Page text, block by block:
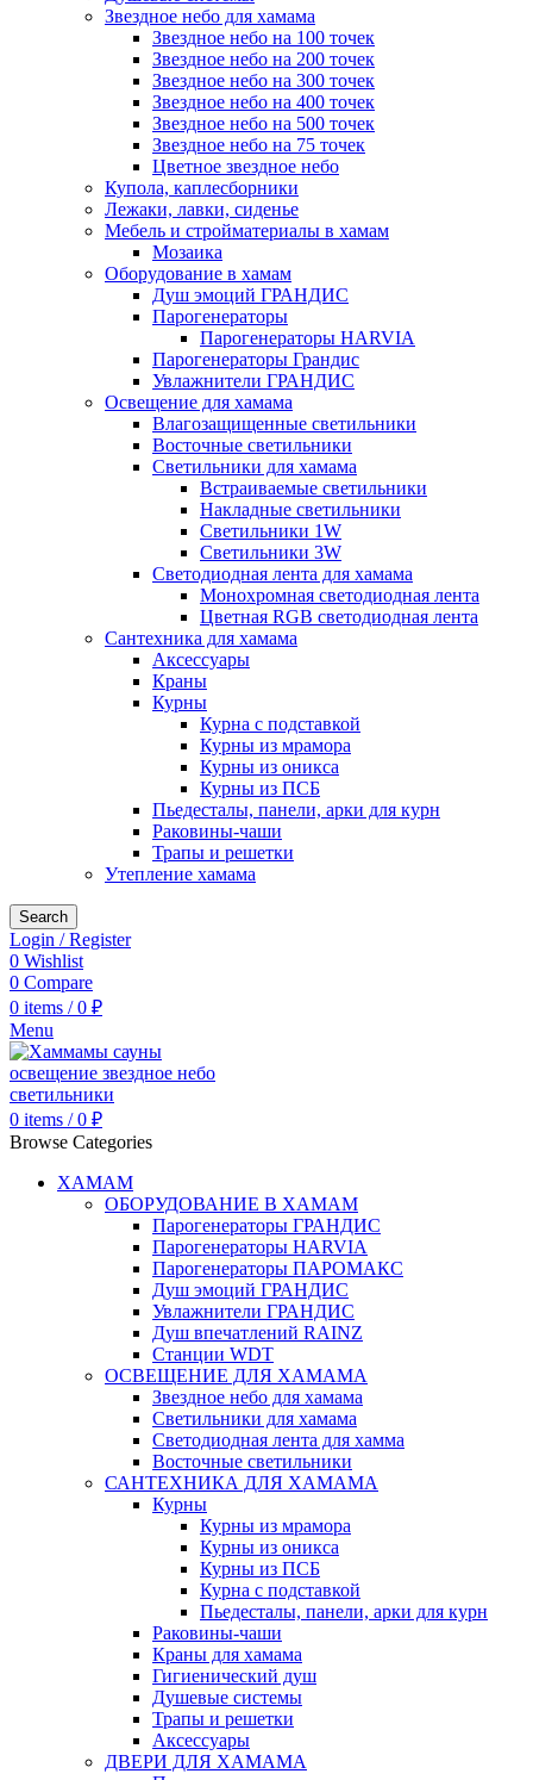
Звездное небо для хамама
Звездное небо на 100 точек
Звездное небо на 200 точек
Звездное небо на 300 точек
Звездное небо на 400 точек
Звездное небо на 500 точек
Звездное небо на 75 точек
Цветное звездное небо
Купола, каплесборники
Лежаки, лавки, сиденье
Мебель и стройматериалы в хамам
Мозаика
Оборудование в хамам
Душ эмоций ГРАНДИС
Парогенераторы
Парогенераторы HARVIA
Парогенераторы Грандис
Увлажнители ГРАНДИС
Освещение для хамама
Влагозащищенные светильники
Восточные светильники
Светильники для хамама
Встраиваемые светильники
Накладные светильники
Светильники 1W
Светильники 3W
Светодиодная лента для хамама
Монохромная светодиодная лента
Цветная RGB светодиодная лента
Сантехника для хамама
Аксессуары
Краны
Курны
Курна с подставкой
Курны из мрамора
Курны из оникса
Курны из ПСБ
Пьедесталы, панели, арки для курн
Раковины-чаши
Трапы и решетки
Утепление хамама
Search
Login / Register
0 Wishlist
0 Compare
0 items / 0 ₽
Menu
0 items / 0 ₽
Browse Categories
ХАМАМ
ОБОРУДОВАНИЕ В ХАМАМ
Парогенераторы ГРАНДИС
Парогенераторы HARVIA
Парогенераторы ПАРОМАКС
Душ эмоций ГРАНДИС
Увлажнители ГРАНДИС
Душ впечатлений RAINZ
Станции WDT
ОСВЕЩЕНИЕ ДЛЯ ХАМАМА
Звездное небо для хамама
Светильники для хамама
Светодиодная лента для хамма
Восточные светильники
САНТЕХНИКА ДЛЯ ХАМАМА
Курны
Курны из мрамора
Курны из оникса
Курны из ПСБ
Курна с подставкой
Пьедесталы, панели, арки для курн
Раковины-чаши
Краны для хамама
Гигиенический душ
Душевые системы
Трапы и решетки
Аксессуары
ДВЕРИ ДЛЯ ХАМАМА